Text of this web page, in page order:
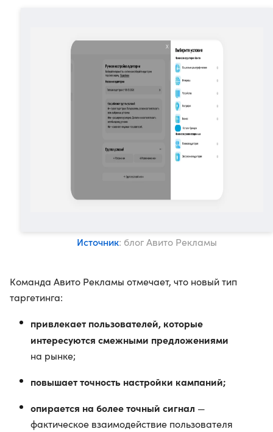
Источник: блог Авито Рекламы
Команда Авито Рекламы отмечает, что новый тип
таргетинга:
привлекает пользователей, которые
интересуются смежными предложениями
на рынке;
повышает точность настройки кампаний;
опирается на более точный сигнал —
фактическое взаимодействие пользователя